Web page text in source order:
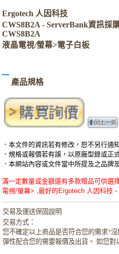
Ergotech 人因科技
CWS8B2A - ServerBank資訊採
CWS8B2A
液晶電視/螢幕>電子白板
產品規格
．本文件的資訊若有修改，恕不另行通
．規格或報價若有誤，以原廠型錄或正
．本網站內容或文件當中所提及之品
滿一定數量或金額還有多款贈品可供選
電視/螢幕> ,最好的Ergotech 人因科技
交易及運送保固說明
交易方式：
您不確定以上商品是否符合您的需求?
彈性配合您的需要報價及出貨。 如您